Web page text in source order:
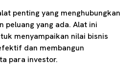
penting yang menghubungkan
peluang yang ada. Alat ini
menyampaikan nilai bisnis
dan membangun
para investor.